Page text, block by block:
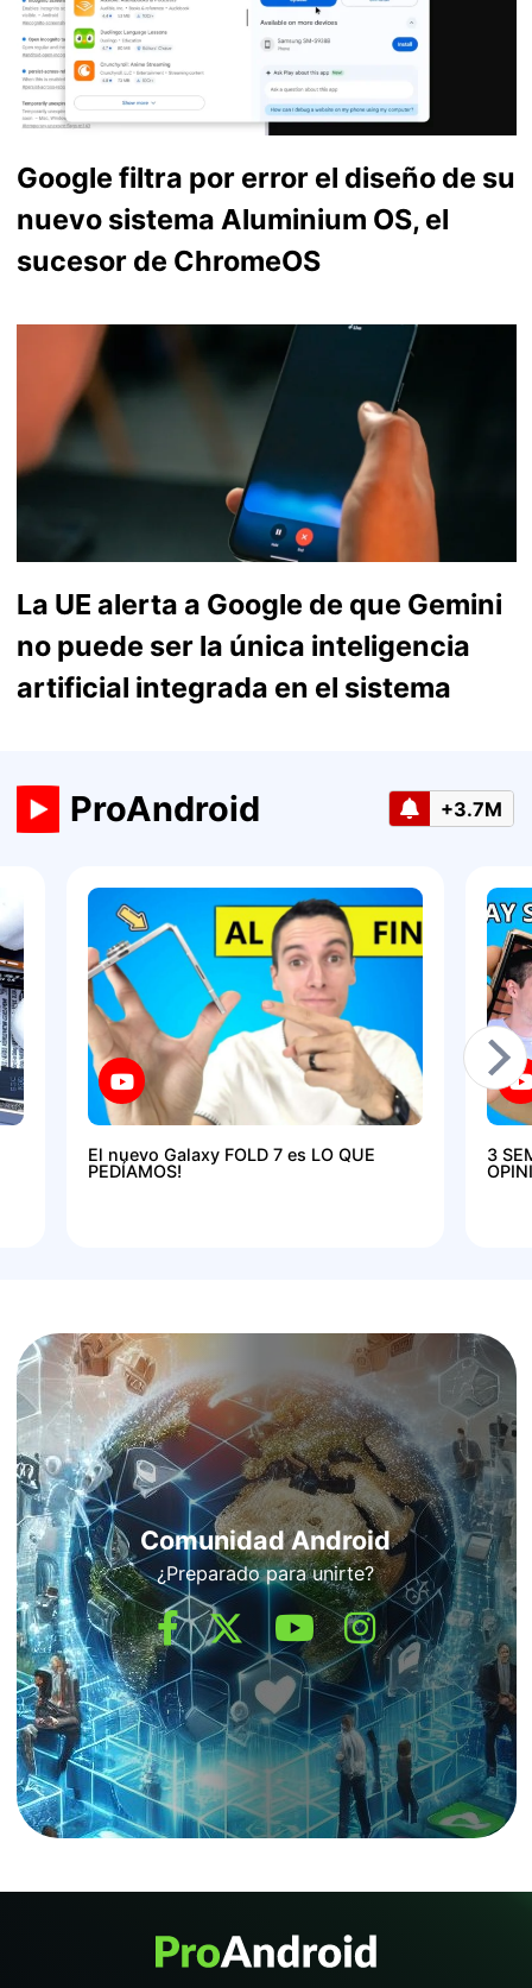
Google filtra por error el diseño de su
nuevo sistema Aluminium OS, el
sucesor de ChromeOS
La UE alerta a Google de que Gemini
no puede ser la única inteligencia
artificial integrada en el sistema
ProAndroid +3.7M
El nuevo Galaxy FOLD 7 es LO QUE
PEDÍAMOS!
3
Comunidad Android
¿Preparado para unirte?